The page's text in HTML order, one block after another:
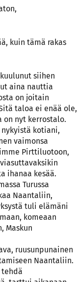
kuin tämä rakas
siihen
aina nauttia
on joitain
taloa ei enää ole,
on nyt kerrostalo.
kotiani,
vaimonsa
Pirttiluotoon,
ihanaa kesää.
Turussa
Naantaliin,
tuli elämäni
komeaan
Maskun
ruusunpunainen
Naantaliin.
tehdä